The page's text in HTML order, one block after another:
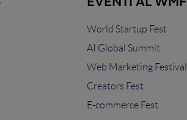
EVENTI AL WMF
World Startup Fest
AI Global Summit
Web Marketing Festival
Creators Fest
E-commerce Fest